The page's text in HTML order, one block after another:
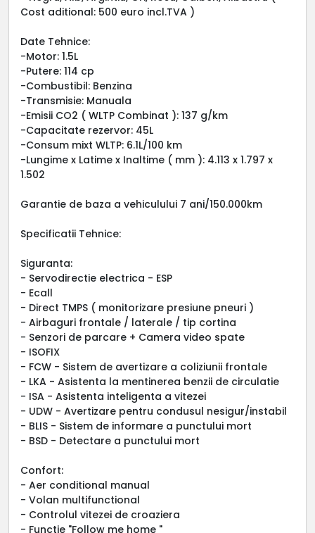
Cost aditional: 500 euro incl.TVA )
Date Tehnice:
-Motor: 1.5L
-Putere: 114 cp
-Combustibil: Benzina
-Transmisie: Manuala
-Emisii CO2 ( WLTP Combinat ): 137 g/km
-Capacitate rezervor: 45L
-Consum mixt WLTP: 6.1L/100 km
-Lungime x Latime x Inaltime ( mm ): 4.113 x 1.797 x
1.502
Garantie de baza a vehiculului 7 ani/150.000km
Specificatii Tehnice:
Siguranta:
- Servodirectie electrica - ESP
- Ecall
- Direct TMPS ( monitorizare presiune pneuri )
- Airbaguri frontale / laterale / tip cortina
- Senzori de parcare + Camera video spate
- ISOFIX
- FCW - Sistem de avertizare a coliziunii frontale
- LKA - Asistenta la mentinerea benzii de circulatie
- ISA - Asistenta inteligenta a vitezei
- UDW - Avertizare pentru condusul nesigur/instabil
- BLIS - Sistem de informare a punctului mort
- BSD - Detectare a punctului mort
Confort:
- Aer conditional manual
- Volan multifunctional
- Controlul vitezei de croaziera
- Functie "Follow me home "